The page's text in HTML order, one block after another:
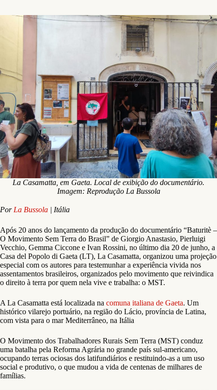
La Casamatta, em Gaeta. Local de exibição do documentário.
Imagem: Reprodução La Bussola
PorLa Bussola | Itália
Após 20 anos do lançamento da produção do documentário “Baturitè –
O Movimento Sem Terra do Brasil” de Giorgio Anastasio, Pierluigi
Vecchio, Gemma Ciccone e Ivan Rossini, no último dia 20 de junho, a
Casa del Popolo di Gaeta (LT), La Casamatta, organizou uma projeção
especial com os autores para testemunhar a experiência vivida nos
assentamentos brasileiros, organizados pelo movimento que reivindica
o direito à terra por quem nela vive e trabalha: o MST.
A La Casamatta está localizada na comuna italiana de Gaeta. Um
histórico vilarejo portuário, na região do Lácio, província de Latina,
com vista para o mar Mediterrâneo, na Itália
O Movimento dos Trabalhadores Rurais Sem Terra (MST) conduz
uma batalha pela Reforma Agrária no grande país sul-americano,
ocupando terras ociosas dos latifundiários e restituindo-as a um uso
social e produtivo, o que mudou a vida de centenas de milhares de
famílias.